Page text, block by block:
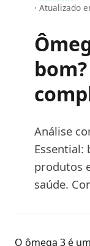
· Atualizado
Análise
Essential:
produtos
saúde.
O ômega 3 é